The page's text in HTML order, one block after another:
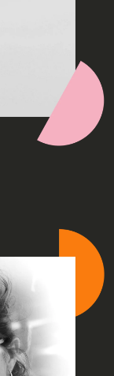
e pioneiro no
artificial
autónomos,
de gerar
de
exibidas
of Natural
em Paris, e no
inaugurou o